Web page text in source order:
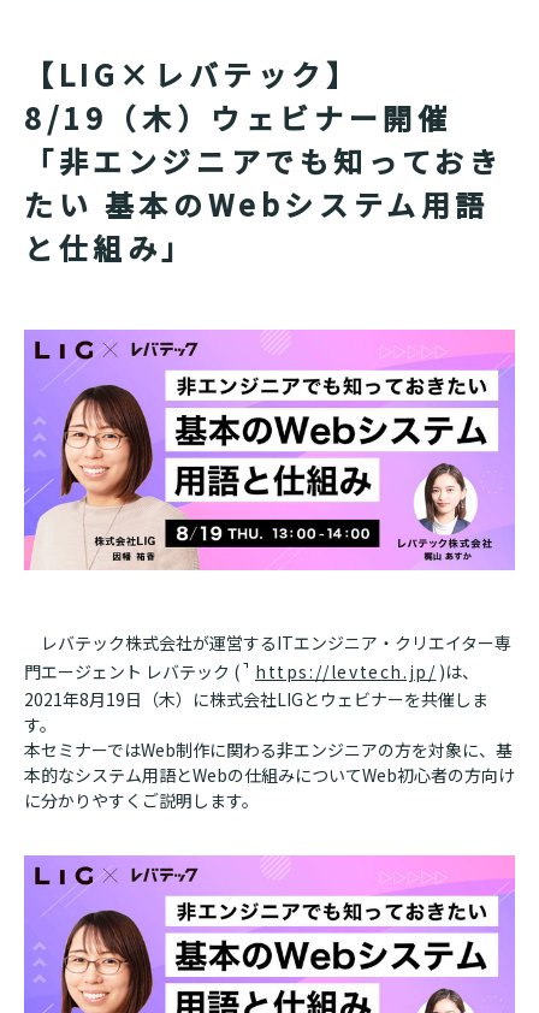
【LIG×レバテック】
8/19（木）ウェビナー開催
「非エンジニアでも知っておき
たい 基本のWebシステム用語
と仕組み」
レバテック株式会社が運営するITエンジニア・クリエイター専
門エージェント レバテック (
https://levtech.jp/ )は、
2021年8月19日（木）に株式会社LIGとウェビナーを共催しま
す。
本セミナーではWeb制作に関わる非エンジニアの方を対象に、基
本的なシステム用語とWebの仕組みについてWeb初心者の方向け
に分かりやすくご説明します。